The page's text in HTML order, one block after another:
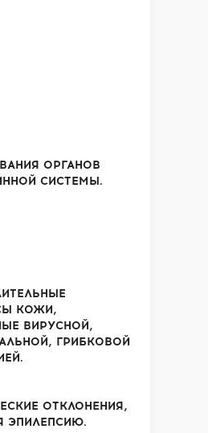
ОРГАНОВ
СИСТЕМЫ.
КОЖИ,
ВИРУСНОЙ,
ГРИБКОВОЙ
ОТКЛОНЕНИЯ,
ЭПИЛЕПСИЮ.